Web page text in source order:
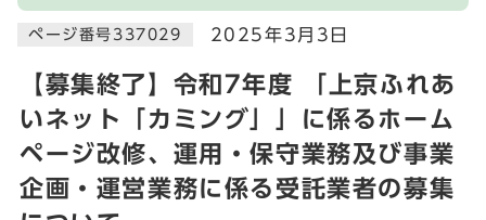
ページ番号337029 2025年3月3日
【募集終了】令和7年度 「上京ふれあ
いネット「カミング」」に係るホーム
ページ改修、運用・保守業務及び事業
企画・運営業務に係る受託業者の募集